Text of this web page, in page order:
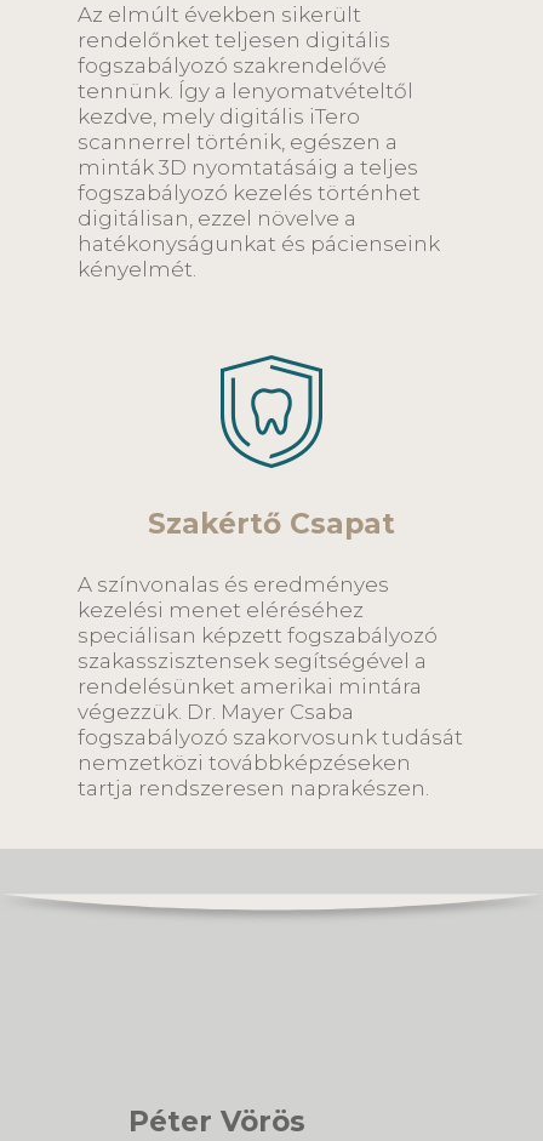
Az elmúlt években sikerült
rendelőnket teljesen digitális
fogszabályozó szakrendelővé
tennünk. Így a lenyomatvételtől
kezdve, mely digitális iTero
scannerrel történik, egészen a
minták 3D nyomtatásáig a teljes
fogszabályozó kezelés történhet
digitálisan, ezzel növelve a
hatékonyságunkat és pácienseink
kényelmét.
Szakértő Csapat
A színvonalas és eredményes
kezelési menet eléréséhez
speciálisan képzett fogszabályozó
szakasszisztensek segítségével a
rendelésünket amerikai mintára
végezzük. Dr. Mayer Csaba
fogszabályozó szakorvosunk tudását
nemzetközi továbbképzéseken
tartja rendszeresen naprakészen.
Péter Vörös